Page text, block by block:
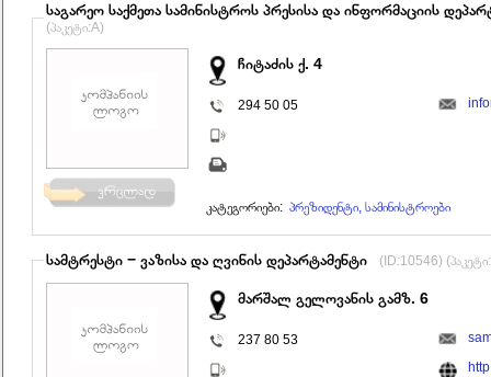
საგარეო საქმეთა სამინისტროს პრესისა და ინფორმაციის
(პაკეტი:A)
ჩიტაძის ქ. 4
294 50 05
კატეგორიები: პრეზიდენტი, სამინისტროები
სამტრესტი − ვაზისა და ღვინის დეპარტამენტი (ID:10546)
მარშალ გელოვანის გამზ. 6
237 80 53